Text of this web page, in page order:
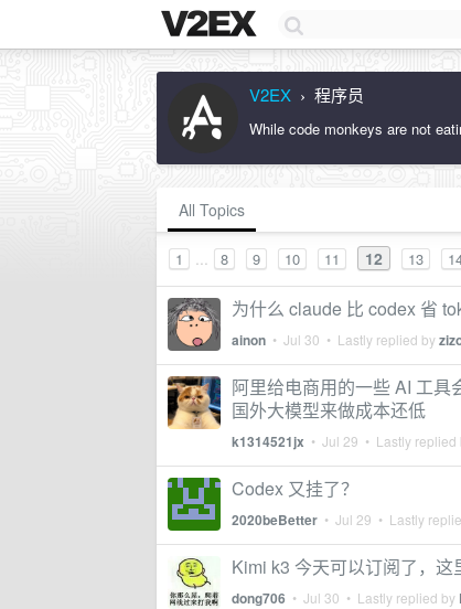
V2EX › 程序员
While code monkeys are not
All Topics
1 ... 8 9 10 11 12 13
为什么 claude 比 codex 省
ainon • Jul 30 • Lastly replied by
阿里给电商用的一些 AI 工
国外大模型来做成本还低
k1314521jx • Jul 29 • Lastly replied
Codex 又挂了？
2020beBetter • Jul 29 • Lastly
Kimi k3 今天可以订阅了，这
dong706 • Jul 30 • Lastly replied by